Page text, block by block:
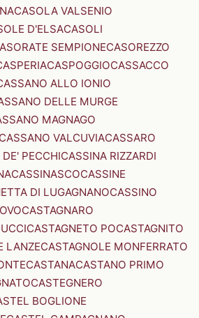
CASOLA VALSENIO
D'ELSACASOLI
SEMPIONECASOREZZO
CASPOGGIOCASSACCO
ALLO IONIO
DELLE MURGE
MAGNAGO
CASSANO VALCUVIACASSARO
PECCHICASSINA RIZZARDI
CASSINASCOCASSINE
DI LUGAGNANOCASSINO
CASTAGNARO
CASTAGNETO POCASTAGNITO
LANZECASTAGNOLE MONFERRATO
CASTANACASTANO PRIMO
CASTEGNERO
BOGLIONE